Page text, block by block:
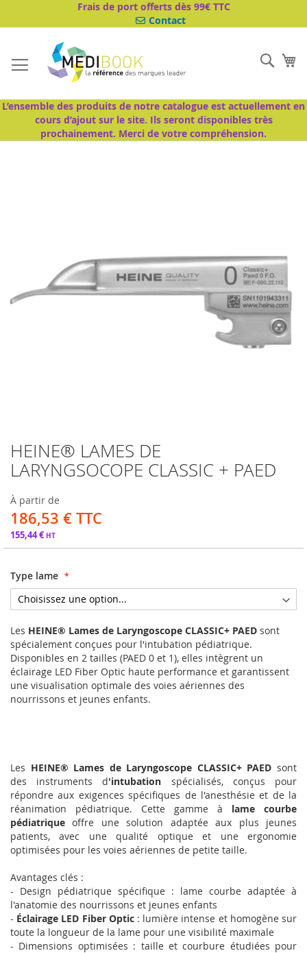
Frais de port offerts dès 99€ TTC
Contact
L’ensemble des produits de notre catalogue est actuellement en
cours d’ajout sur le site. Ils seront disponibles très
prochainement. Merci de votre compréhension.
HEINE® LAMES DE
LARYNGSOCOPE CLASSIC + PAED
À partir de
186,53 €
155,44 €
Type lame
Les HEINE® Lames de Laryngoscope CLASSIC+ PAED sont
spécialement conçues pour l'intubation pédiatrique.
Disponibles en 2 tailles (PAED 0 et 1), elles intègrent un
éclairage LED Fiber Optic haute performance et garantissent
une visualisation optimale des voies aériennes des
nourrissons et jeunes enfants.
Passer
au
début
la
Galerie
d’images
Les HEINE® Lames de Laryngoscope CLASSIC+ PAED sont
des instruments d'intubation spécialisés, conçus pour
répondre aux exigences spécifiques de l'anesthésie et de la
réanimation pédiatrique. Cette gamme à lame courbe
pédiatrique offre une solution adaptée aux plus jeunes
patients, avec une qualité optique et une ergonomie
optimisées pour les voies aériennes de petite taille.
Avantages clés :
- Design pédiatrique spécifique : lame courbe adaptée à
l'anatomie des nourrissons et jeunes enfants
- Éclairage LED Fiber Optic: lumière intense et homogène sur
toute la longueur de la lame pour une visibilité maximale
- Dimensions optimisées : taille et courbure étudiées pour